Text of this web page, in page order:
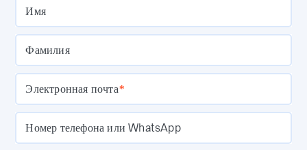
Имя
Фамилия
Электронная почта*
Номер телефона или WhatsApp